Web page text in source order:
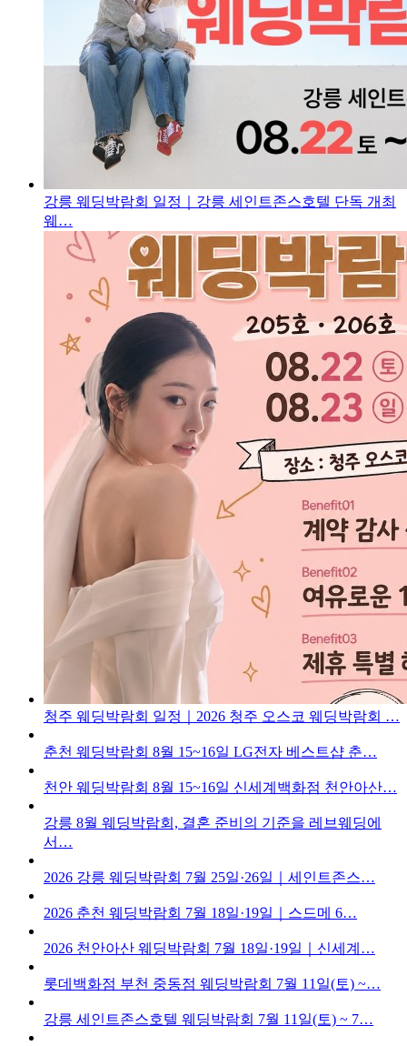
강릉 웨딩박람회 일정｜강릉 세인트존스호텔 단독 개최
웨…
청주 웨딩박람회 일정｜2026 청주 오스코 웨딩박람회 …
춘천 웨딩박람회 8월 15~16일 LG전자 베스트샵 춘…
천안 웨딩박람회 8월 15~16일 신세계백화점 천안아산…
강릉 8월 웨딩박람회, 결혼 준비의 기준을 레브웨딩에
서…
2026 강릉 웨딩박람회 7월 25일·26일｜세인트존스…
2026 춘천 웨딩박람회 7월 18일·19일｜스드메 6…
2026 천안아산 웨딩박람회 7월 18일·19일｜신세계…
롯데백화점 부천 중동점 웨딩박람회 7월 11일(토) ~…
강릉 세인트존스호텔 웨딩박람회 7월 11일(토) ~ 7…